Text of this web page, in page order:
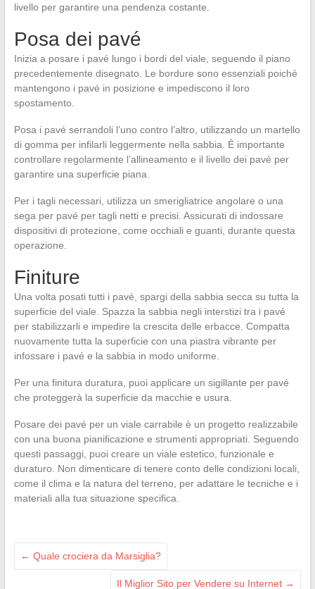
livello per garantire una pendenza costante.
Posa dei pavé
Inizia a posare i pavé lungo i bordi del viale, seguendo il piano
precedentemente disegnato. Le bordure sono essenziali poiché
mantengono i pavé in posizione e impediscono il loro
spostamento.
Posa i pavé serrandoli l’uno contro l’altro, utilizzando un martello
di gomma per infilarli leggermente nella sabbia. È importante
controllare regolarmente l’allineamento e il livello dei pavé per
garantire una superficie piana.
Per i tagli necessari, utilizza un smerigliatrice angolare o una
sega per pavé per tagli netti e precisi. Assicurati di indossare
dispositivi di protezione, come occhiali e guanti, durante questa
operazione.
Finiture
Una volta posati tutti i pavé, spargi della sabbia secca su tutta la
superficie del viale. Spazza la sabbia negli interstizi tra i pavé
per stabilizzarli e impedire la crescita delle erbacce. Compatta
nuovamente tutta la superficie con una piastra vibrante per
infossare i pavé e la sabbia in modo uniforme.
Per una finitura duratura, puoi applicare un sigillante per pavé
che proteggerà la superficie da macchie e usura.
Posare dei pavé per un viale carrabile è un progetto realizzabile
con una buona pianificazione e strumenti appropriati. Seguendo
questi passaggi, puoi creare un viale estetico, funzionale e
duraturo. Non dimenticare di tenere conto delle condizioni locali,
come il clima e la natura del terreno, per adattare le tecniche e i
materiali alla tua situazione specifica.
← Quale crociera da Marsiglia?
Il Miglior Sito per Vendere su Internet →